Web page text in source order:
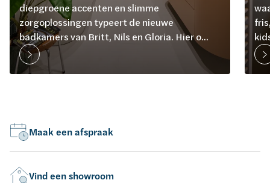
diepgroene accenten en slimme
zorgoplossingen typeert de nieuwe
badkamers van Britt, Nils en Gloria. Hier o...
Maak een afspraak
Vind een showroom